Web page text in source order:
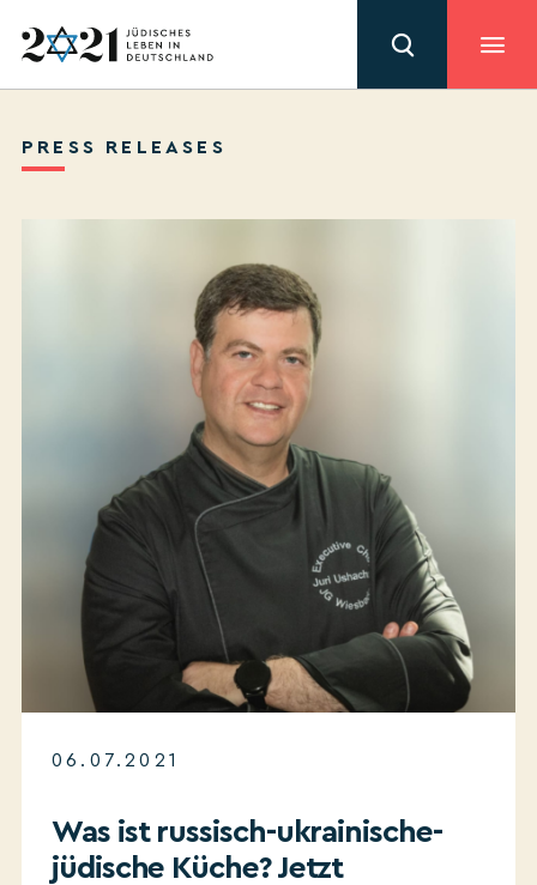
PRESS RELEASES
06.07.2021
Was ist russisch-ukrainische-
jüdische Küche? Jetzt